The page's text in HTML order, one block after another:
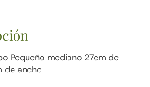
Pequeño mediano 27cm de
de ancho